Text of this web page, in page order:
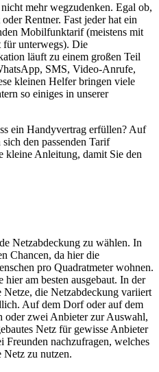
mehr wegzudenken. Egal ob,
Rentner. Fast jeder hat ein
Mobilfunktarif (meistens mit
für unterwegs). Die
läuft zu einem großen Teil
SMS, Video-Anrufe,
kleinen Helfer bringen viele
so einiges in unserer
ein Handyvertrag erfüllen? Auf
den passenden Tarif
kleine Anleitung, damit Sie den
Netzabdeckung zu wählen. In
Chancen, da hier die
pro Quadratmeter wohnen.
am besten ausgebaut. In der
Netze, die Netzabdeckung variiert
Auf dem Dorf oder auf dem
oder zwei Anbieter zur Auswahl,
Netz für gewisse Anbieter
Freunden nachzufragen, welches
Netz zu nutzen.